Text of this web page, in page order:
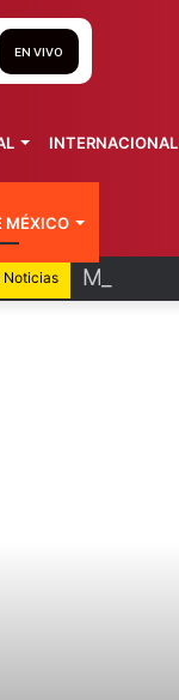
Noticias México
EN VIVO
INTERNACIONAL
MÉXICO